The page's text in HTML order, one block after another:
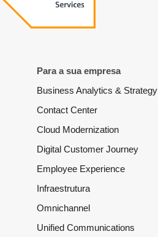
Para a sua empresa
Business Analytics & Strategy
Contact Center
Cloud Modernization
Digital Customer Journey
Employee Experience
Infraestrutura
Omnichannel
Unified Communications